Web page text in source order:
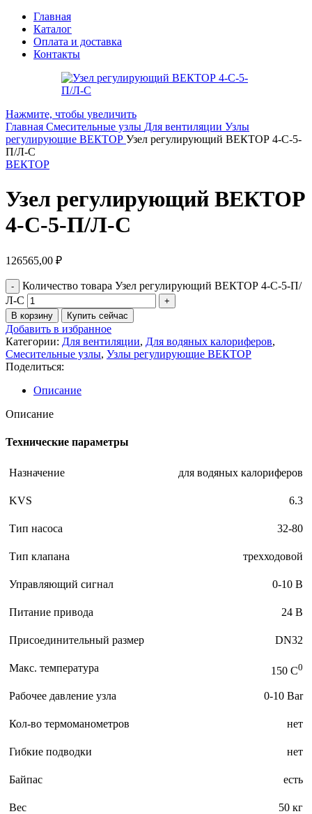
Главная
Каталог
Оплата и доставка
Контакты
Нажмите, чтобы увеличить
Главная Смесительные узлы Для вентиляции Узлы
регулирующие ВЕКТОР Узел регулирующий ВЕКТОР 4-С-5-
П/Л-С
ВЕКТОР
Узел регулирующий ВЕКТОР
4-С-5-П/Л-С
126565,00 ₽
Количество товара Узел регулирующий ВЕКТОР 4-С-5-П/
Л-С
В корзину Купить сейчас
Добавить в избранное
Категории: Для вентиляции, Для водяных калориферов,
Смесительные узлы, Узлы регулирующие ВЕКТОР
Поделиться:
Описание
Описание
Технические параметры
Назначение для водяных калориферов
KVS 6.3
Тип насоса 32-80
Тип клапана трехходовой
Управляющий сигнал 0-10 В
Питание привода 24 В
Присоединительный размер DN32
Макс. температура 150 C0
Рабочее давление узла 0-10 Bar
Кол-во термоманометров нет
Гибкие подводки нет
Байпас есть
Вес 50 кг